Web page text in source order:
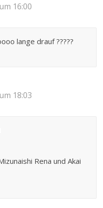
16:00
lange drauf ?????
18:03
Rena und Akai